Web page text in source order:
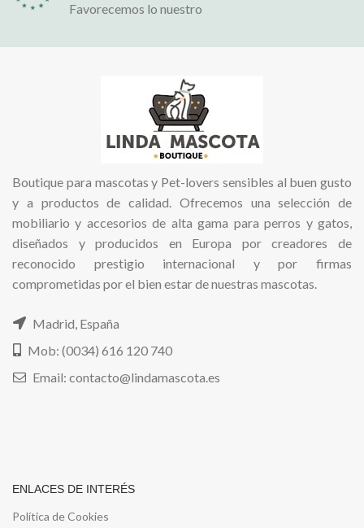
Favorecemos lo nuestro
Boutique para mascotas y Pet-lovers sensibles al buen gusto
y a productos de calidad. Ofrecemos una selección de
mobiliario y accesorios de alta gama para perros y gatos,
diseñados y producidos en Europa por creadores de
reconocido prestigio internacional y por firmas
comprometidas por el bien estar de nuestras mascotas.
Madrid, España
Mob: (0034) 616 120 740
Email: contacto@lindamascota.es
ENLACES DE INTERÉS
Política de Cookies